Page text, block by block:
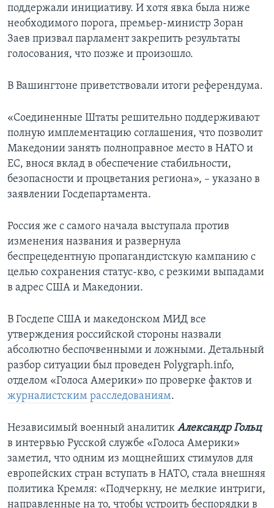
поддержали инициативу. И хотя явка была ниже
необходимого порога, премьер-министр Зоран
Заев призвал парламент закрепить результаты
голосования, что позже и произошло.
В Вашингтоне приветствовали итоги референдума.
«Соединенные Штаты решительно поддерживают
полную имплементацию соглашения, что позволит
Македонии занять полноправное место в НАТО и
ЕС, внося вклад в обеспечение стабильности,
безопасности и процветания региона», – указано в
заявлении Госдепартамента.
Россия же с самого начала выступала против
изменения названия и развернула
беспрецедентную пропагандистскую кампанию с
целью сохранения статус-кво, с резкими выпадами
в адрес США и Македонии.
В Госдепе США и македонском МИД все
утверждения российской стороны назвали
абсолютно беспочвенными и ложными. Детальный
разбор ситуации был проведен Polygraph.info,
отделом «Голоса Америки» по проверке фактов и
журналистским расследованиям.
Независимый военный аналитик Александр Гольц
в интервью Русской службе «Голоса Америки»
заметил, что одним из мощнейших стимулов для
европейских стран вступать в НАТО, стала внешняя
политика Кремля: «Подчеркну, не мелкие интриги,
направленные на то, чтобы устроить беспорядки в